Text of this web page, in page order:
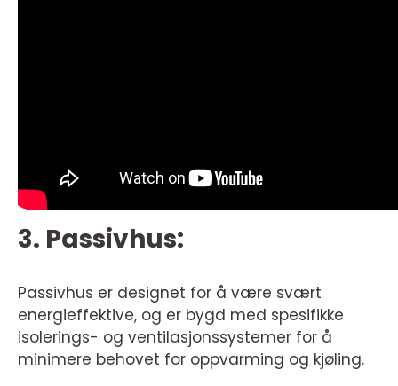
3. Passivhus:
Passivhus er designet for å være svært
energieffektive, og er bygd med spesifikke
isolerings- og ventilasjonssystemer for å
minimere behovet for oppvarming og kjøling.